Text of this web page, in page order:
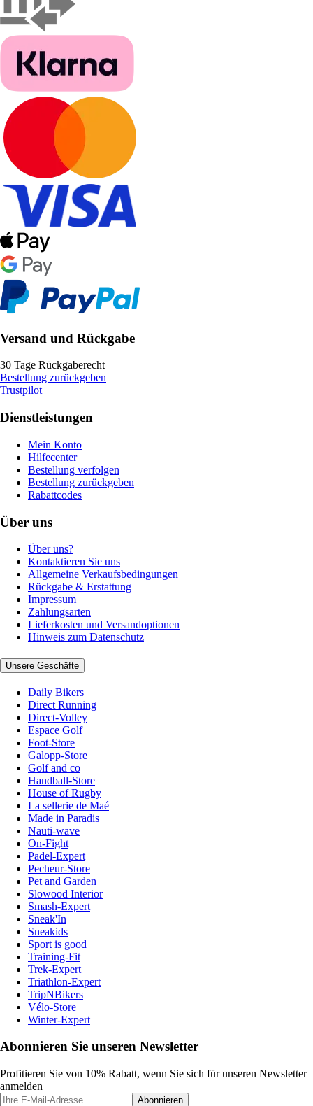
Versand und Rückgabe
30 Tage Rückgaberecht
Bestellung zurückgeben
Trustpilot
Dienstleistungen
Mein Konto
Hilfecenter
Bestellung verfolgen
Bestellung zurückgeben
Rabattcodes
Über uns
Über uns?
Kontaktieren Sie uns
Allgemeine Verkaufsbedingungen
Rückgabe & Erstattung
Impressum
Zahlungsarten
Lieferkosten und Versandoptionen
Hinweis zum Datenschutz
Unsere Geschäfte
Daily Bikers
Direct Running
Direct-Volley
Espace Golf
Foot-Store
Galopp-Store
Golf and co
Handball-Store
House of Rugby
La sellerie de Maé
Made in Paradis
Nauti-wave
On-Fight
Padel-Expert
Pecheur-Store
Pet and Garden
Slowood Interior
Smash-Expert
Sneak'In
Sneakids
Sport is good
Training-Fit
Trek-Expert
Triathlon-Expert
TripNBikers
Vélo-Store
Winter-Expert
Abonnieren Sie unseren Newsletter
Profitieren Sie von 10% Rabatt, wenn Sie sich für unseren Newsletter
anmelden
Abonnieren